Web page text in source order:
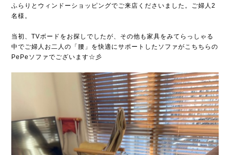
ふらりとウィンドーショッピングでご来店くださいました。ご婦人2
名様。
当初、TVボードをお探しでしたが、その他も家具をみてらっしゃる
中でご婦人お二人の「腰」を快適にサポートしたソファがこちちらの
PePeソファでございます☆彡